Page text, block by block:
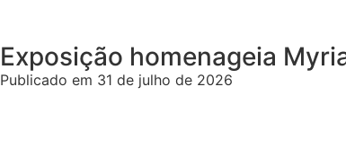
Exposição homenageia
Publicado em 31 de julho de 2026